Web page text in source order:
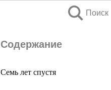
Поиск
Содержание
Семь лет спустя